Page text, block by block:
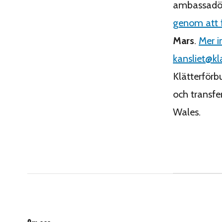
genom att
Mars. Mer
och
Wales.